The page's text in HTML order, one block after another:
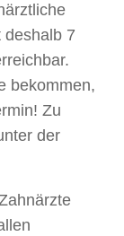
deshalb 7
bekommen,
Zu
der